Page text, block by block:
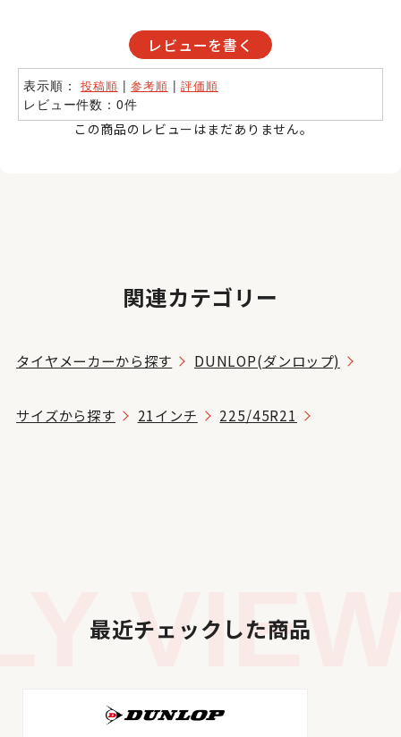
レビューを書く
表示順：投稿順 |参考順 |評価順
レビュー件数：0件
この商品のレビューはまだありません。
関連カテゴリー
タイヤメーカーから探す DUNLOP(ダンロップ)
サイズから探す 21インチ 225/45R21
最近チェックした商品